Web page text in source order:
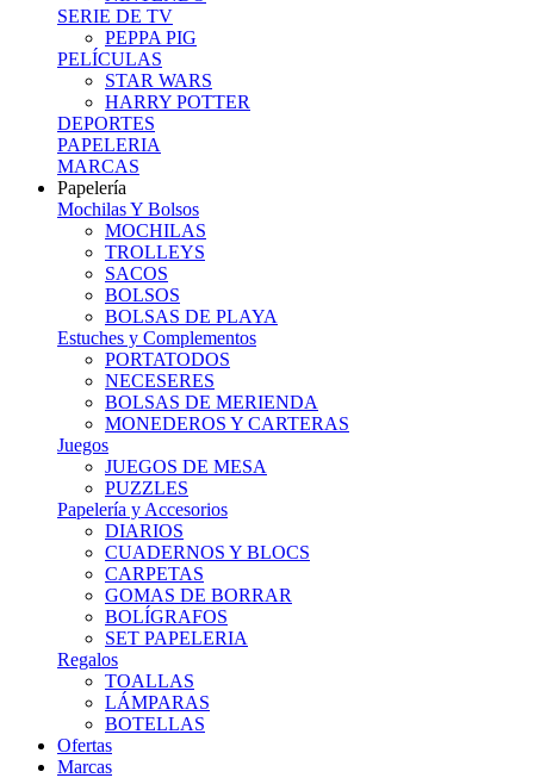
SERIE DE TV
PEPPA PIG
PELÍCULAS
STAR WARS
HARRY POTTER
DEPORTES
PAPELERIA
MARCAS
Papelería
Mochilas Y Bolsos
MOCHILAS
TROLLEYS
SACOS
BOLSOS
BOLSAS DE PLAYA
Estuches y Complementos
PORTATODOS
NECESERES
BOLSAS DE MERIENDA
MONEDEROS Y CARTERAS
Juegos
JUEGOS DE MESA
PUZZLES
Papelería y Accesorios
DIARIOS
CUADERNOS Y BLOCS
CARPETAS
GOMAS DE BORRAR
BOLÍGRAFOS
SET PAPELERIA
Regalos
TOALLAS
LÁMPARAS
BOTELLAS
Ofertas
Marcas